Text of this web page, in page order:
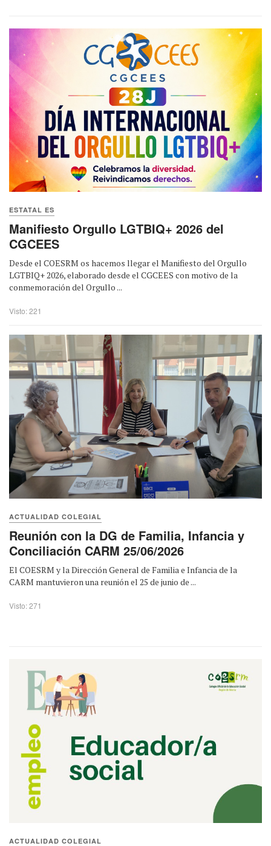
ESTATAL ES
Manifiesto Orgullo LGTBIQ+ 2026 del
CGCEES
Desde el COESRM os hacemos llegar el Manifiesto del Orgullo
LGTBIQ+ 2026, elaborado desde el CGCEES con motivo de la
conmemoración del Orgullo ...
Visto: 221
ACTUALIDAD COLEGIAL
Reunión con la DG de Familia, Infancia y
Conciliación CARM 25/06/2026
El COESRM y la Dirección General de Familia e Infancia de la
CARM mantuvieron una reunión el 25 de junio de ...
Visto: 271
ACTUALIDAD COLEGIAL